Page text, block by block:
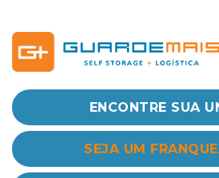
ENCONTRE SUA
SEJA UM